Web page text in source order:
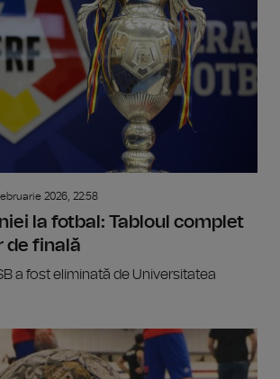
2026, 22:58
la fotbal: Tabloul complet
de finală
a fost eliminată de Universitatea